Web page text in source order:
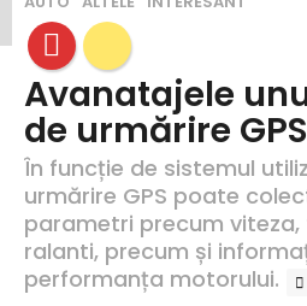
a
n
i
n
u
r
a
3
a
Avanatajele
de urmărire GPS
În funcție de sistemul
urmărire GPS poate
parametri precum
ralanti, precum și
performanța motorului.